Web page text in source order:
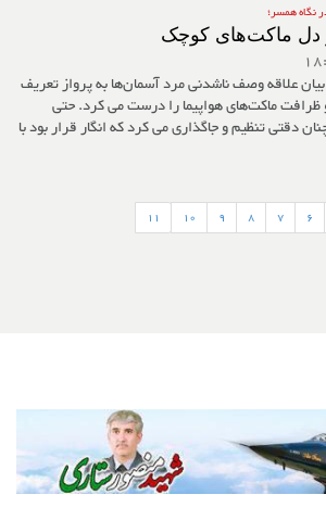
نگاه همسر؛
ماکت‌های کوچک
علاقه وصف ناشدنی مرد آسمان‌ها به پرواز تعریف
ظرافت ماکت‌های هواپیما را درست می کرد. حتی
دقتی تنظیم و جاگذاری می کرد که انگار قرار بود با
6
7
8
9
10
11